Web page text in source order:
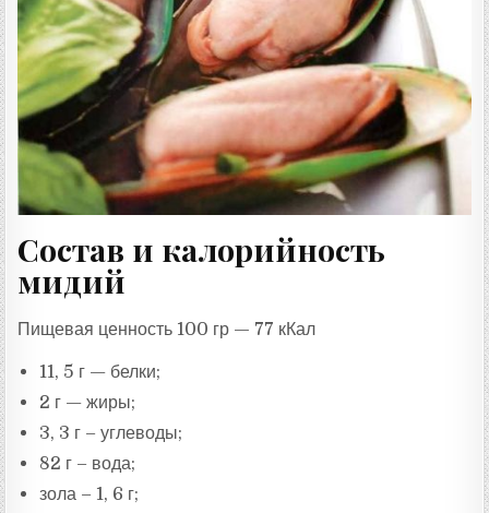
Состав и калорийность
мидий
Пищевая ценность 100 гр — 77 кКал
11, 5 г — белки;
2 г — жиры;
3, 3 г – углеводы;
82 г – вода;
зола – 1, 6 г;